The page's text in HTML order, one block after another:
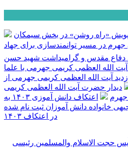
پویش «راه روشن» در بخش سیمکان
جهرم در مسیر توانمندسازی برای جهاد
دفاع مقدس و گرامیداشت شهید حسن
آیت الله العظمی کریمی جهرمی با علما
آیت الله العظمی کریمی جهرمی از
دیدار حضرت آیت الله العظمی کریمی
اعتکاف دانش آموزی ۱۴۰۳ به
خانواده دانش آموزان ثبت نام شده
در اعتکاف ۱۴۰۳